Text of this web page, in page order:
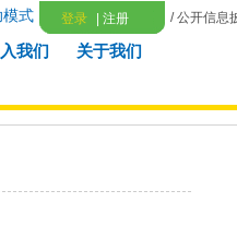
模式 登录 注册 / 公开信息
我们 关于我们